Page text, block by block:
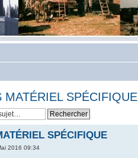
MATÉRIEL SPÉCIFIQUE
SPÉCIFIQUE
2016 09:34